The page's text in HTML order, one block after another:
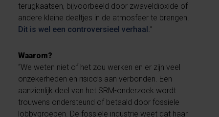
terugkaatsen, bijvoorbeeld door zwaveldioxide of
andere kleine deeltjes in de atmosfeer te brengen.
Dit is wel een controversieel verhaal.”
Waarom?
“We weten niet of het zou werken en er zijn veel
onzekerheden en risico’s aan verbonden. Een
aanzienlijk deel van het SRM-onderzoek wordt
trouwens ondersteund of betaald door fossiele
lobbygroepen. De fossiele industrie weet dat haar